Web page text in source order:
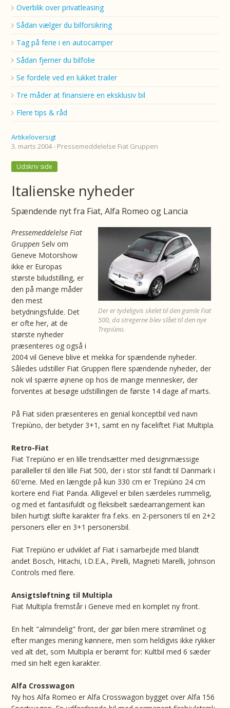
Overblik over privatleasing
Sådan vælger du bilforsikring
Tag på ferie i en autocamper
Sådan fjerner du bilfolie
Se fordele ved en lukket trailer
Tre måder at finansiere en eksklusiv bil
Flere tips & råd
Artikeloversigt
3. marts 2004 - Pressemeddelelse Fiat Gruppen
Udskriv side
Italienske nyheder
Spændende nyt fra Fiat, Alfa Romeo og Lancia
Der er tydeligvis skelet til den gamle Fiat
500, da stregerne blev slået til den nye
Trepiùno.
Pressemeddelelse Fiat
Gruppen Selv om
Geneve Motorshow
ikke er Europas
største biludstilling, er
den på mange måder
den mest
betydningsfulde. Det
er ofte her, at de
største nyheder
præsenteres og også i
2004 vil Geneve blive et mekka for spændende nyheder.
Således udstiller Fiat Gruppen flere spændende nyheder, der
nok vil spærre øjnene op hos de mange mennesker, der
forventes at besøge udstillingen de første 14 dage af marts.
På Fiat siden præsenteres en genial konceptbil ved navn
Trepiùno, der betyder 3+1, samt en ny faceliftet Fiat Multipla.
Retro-Fiat
Fiat Trepiùno er en lille trendsætter med designmæssige
paralleller til den lille Fiat 500, der i stor stil fandt til Danmark i
60'erne. Med en længde på kun 330 cm er Trepiùno 24 cm
kortere end Fiat Panda. Alligevel er bilen særdeles rummelig,
og med et fantasifuldt og fleksibelt sædearrangement kan
bilen hurtigt skifte karakter fra f.eks. en 2-personers til en 2+2
personers eller en 3+1 personersbil.
Fiat Trepiùno er udviklet af Fiat i samarbejde med blandt
andet Bosch, Hitachi, I.D.E.A., Pirelli, Magneti Marelli, Johnson
Controls med flere.
Ansigtsløftning til Multipla
Fiat Multipla fremstår i Geneve med en komplet ny front.
En helt "almindelig" front, der gør bilen mere strømlinet og
efter manges mening kønnere, men som heldigvis ikke rykker
ved alt det, som Multipla er berømt for: Kultbil med 6 sæder
med sin helt egen karakter.
Alfa Crosswagon
Ny hos Alfa Romeo er Alfa Crosswagon bygget over Alfa 156